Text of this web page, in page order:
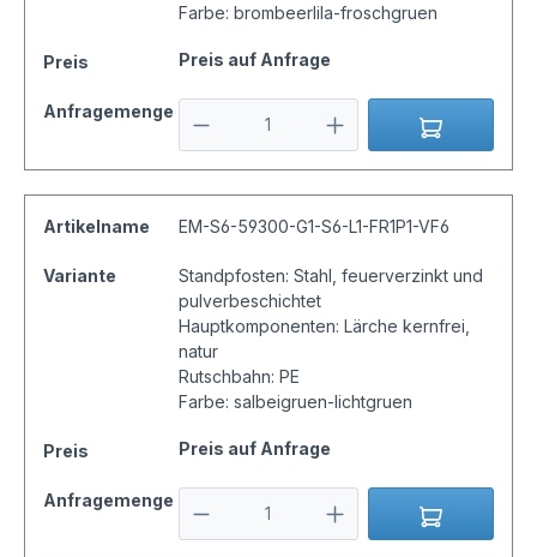
Farbe: brombeerlila-froschgruen
Preis Preis auf Anfrage
Anfragemenge
Artikelname EM-S6-59300-G1-S6-L1-FR1P1-VF6
Variante
Standpfosten: Stahl, feuerverzinkt und
pulverbeschichtet
Hauptkomponenten: Lärche kernfrei,
natur
Rutschbahn: PE
Farbe: salbeigruen-lichtgruen
Preis Preis auf Anfrage
Anfragemenge